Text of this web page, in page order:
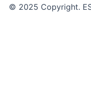
© 2025 Copyright.